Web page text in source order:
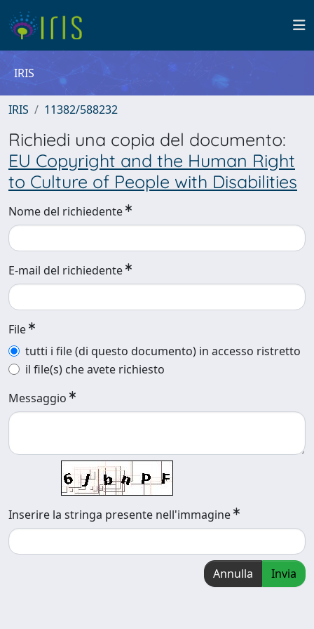
IRIS
IRIS 11382/588232
Richiedi una copia del documento:
EU Copyright and the Human Right
to Culture of People with Disabilities
Nome del richiedente
E-mail del richiedente
File
tutti i file (di questo documento) in accesso ristretto
il file(s) che avete richiesto
Messaggio
Inserire la stringa presente nell'immagine
Annulla Invia